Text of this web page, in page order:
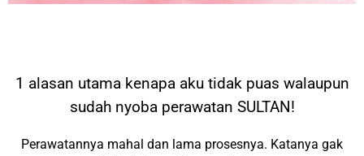
1 alasan utama kenapa aku tidak puas walaupun
sudah nyoba perawatan SULTAN!
Perawatannya mahal dan lama prosesnya. Katanya gak